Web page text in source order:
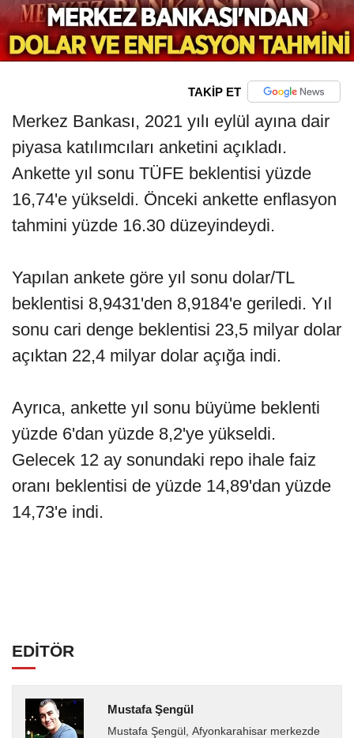
TAKİP ET
Merkez Bankası, 2021 yılı eylül ayına dair
piyasa katılımcıları anketini açıkladı.
Ankette yıl sonu TÜFE beklentisi yüzde
16,74'e yükseldi. Önceki ankette enflasyon
tahmini yüzde 16.30 düzeyindeydi.
Yapılan ankete göre yıl sonu dolar/TL
beklentisi 8,9431'den 8,9184'e geriledi. Yıl
sonu cari denge beklentisi 23,5 milyar dolar
açıktan 22,4 milyar dolar açığa indi.
Ayrıca, ankette yıl sonu büyüme beklenti
yüzde 6'dan yüzde 8,2'ye yükseldi.
Gelecek 12 ay sonundaki repo ihale faiz
oranı beklentisi de yüzde 14,89'dan yüzde
14,73'e indi.
EDİTÖR
Mustafa Şengül
Mustafa Şengül, Afyonkarahisar merkezde